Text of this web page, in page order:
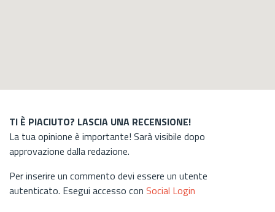
TI È PIACIUTO? LASCIA UNA RECENSIONE!
La tua opinione è importante! Sarà visibile dopo
approvazione dalla redazione.
Per inserire un commento devi essere un utente
autenticato. Esegui accesso con Social Login